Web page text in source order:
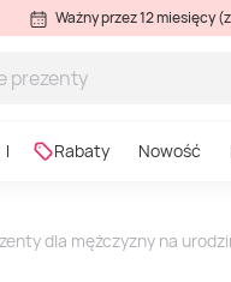
Ważny przez 12 miesięcy
Rabaty Nowość
dla mężczyzny na